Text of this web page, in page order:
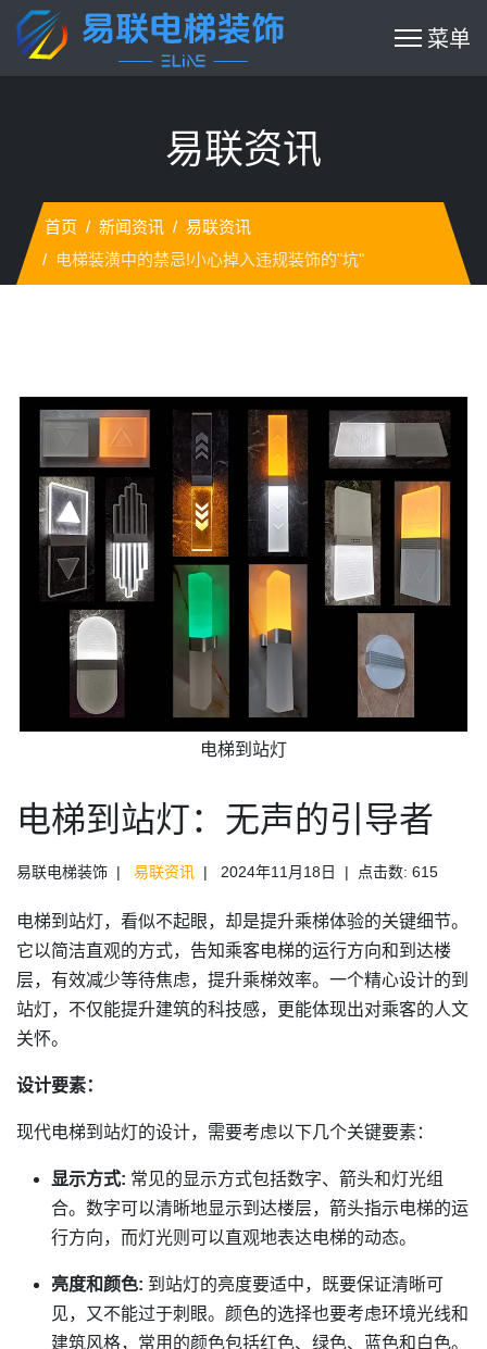
易联资讯
首页 新闻资讯
易联资讯
电梯装潢中的禁忌!小心掉入违规装饰的"坑"
电梯到站灯
电梯到站灯：无声的引导者
易联电梯装饰 易联资讯 2024年11月18日 点击数: 615
电梯到站灯，看似不起眼，却是提升乘梯体验的关键细节。
它以简洁直观的方式，告知乘客电梯的运行方向和到达楼
层，有效减少等待焦虑，提升乘梯效率。一个精心设计的到
站灯，不仅能提升建筑的科技感，更能体现出对乘客的人文
关怀。
设计要素：
现代电梯到站灯的设计，需要考虑以下几个关键要素：
显示方式: 常见的显示方式包括数字、箭头和灯光组
合。数字可以清晰地显示到达楼层，箭头指示电梯的运
行方向，而灯光则可以直观地表达电梯的动态。
亮度和颜色: 到站灯的亮度要适中，既要保证清晰可
见，又不能过于刺眼。颜色的选择也要考虑环境光线和
建筑风格，常用的颜色包括红色、绿色、蓝色和白色。